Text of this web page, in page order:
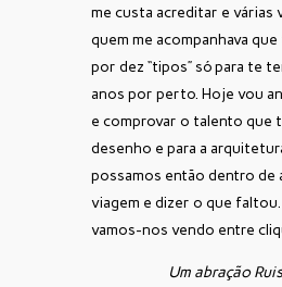
me custa acreditar e várias
quem me acompanhava
por dez “tipos” só para te
anos por perto. Hoje vou
e comprovar o talento que
desenho e para a
possamos então dentro de
viagem e dizer o que
vamos-nos vendo entre
Um abração